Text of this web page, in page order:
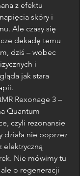
z efektu
skóry i
Ale czasy się
dekadę temu
dziś – wobec
i
jak stara
Rexonage 3 –
Quantum
czyli rezonansie
działa nie poprzez
elektryczną
Nie mówimy tu
o regeneracji